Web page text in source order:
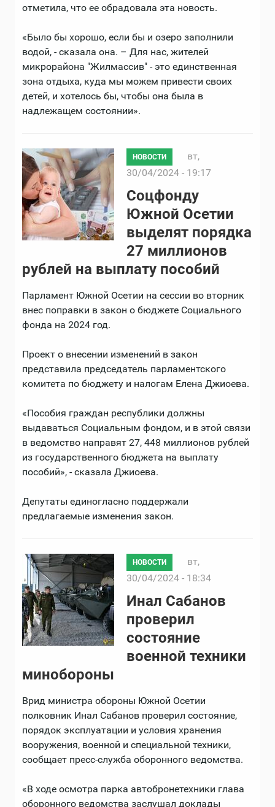
отметила, что ее обрадовала эта новость.
«Было бы хорошо, если бы и озеро заполнили
водой, - сказала она. – Для нас, жителей
микрорайона "Жилмассив" - это единственная
зона отдыха, куда мы можем привести своих
детей, и хотелось бы, чтобы она была в
надлежащем состоянии».
НОВОСТИ
вт,
30/04/2024 - 19:17
Соцфонду
Южной Осетии
выделят порядка
27 миллионов
рублей на выплату пособий
Парламент Южной Осетии на сессии во вторник
внес поправки в закон о бюджете Социального
фонда на 2024 год.
Проект о внесении изменений в закон
представила председатель парламентского
комитета по бюджету и налогам Елена Джиоева.
«Пособия граждан республики должны
выдаваться Социальным фондом, и в этой связи
в ведомство направят 27, 448 миллионов рублей
из государственного бюджета на выплату
пособий», - сказала Джиоева.
Депутаты единогласно поддержали
предлагаемые изменения закон.
НОВОСТИ
вт,
30/04/2024 - 18:34
Инал Сабанов
проверил
состояние
военной техники
минобороны
Врид министра обороны Южной Осетии
полковник Инал Сабанов проверил состояние,
порядок эксплуатации и условия хранения
вооружения, военной и специальной техники,
сообщает пресс-служба оборонного ведомства.
«В ходе осмотра парка автобронетехники глава
оборонного ведомства заслушал доклады